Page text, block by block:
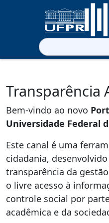
Pesquisar
por:
Transparência
Bem-vindo ao novo
Universidade Federal
Este canal é uma
cidadania,
transparência da
o livre acesso à
controle social por
acadêmica e da